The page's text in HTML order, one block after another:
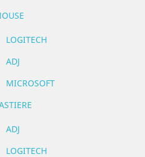
LOGITECH
ADJ
MICROSOFT
ADJ
LOGITECH